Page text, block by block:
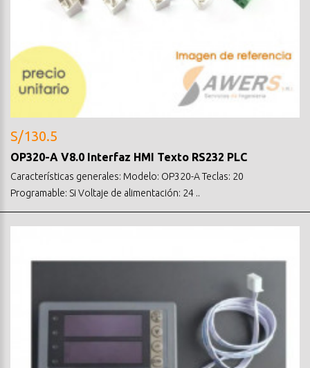
S/130.5
OP320-A V8.0 Interfaz HMI Texto RS232 PLC
Características generales: Modelo: OP320-A Teclas: 20
Programable: Si Voltaje de alimentación: 24 ..